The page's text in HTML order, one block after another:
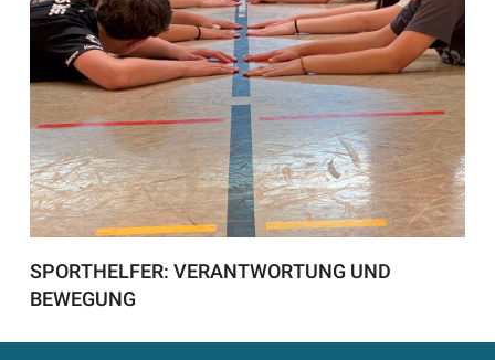
SPORTHELFER: VERANTWORTUNG UND
BEWEGUNG